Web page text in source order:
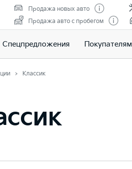
Продажа новых авто
Продажа авто с пробегом
Спецпредложения Покупателям
Классик